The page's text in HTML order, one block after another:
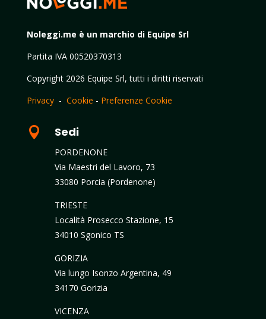
Noleggi.me è un marchio di Equipe Srl
Partita IVA 00520370313
Copyright 2026 Equipe Srl, tutti i diritti riservati
Privacy- Cookie - Preferenze Cookie
 Sedi
PORDENONE
Via Maestri del Lavoro, 73
33080 Porcia (Pordenone)
TRIESTE
Località Prosecco Stazione, 15
34010 Sgonico TS
GORIZIA
Via lungo Isonzo Argentina, 49
34170 Gorizia
VICENZA